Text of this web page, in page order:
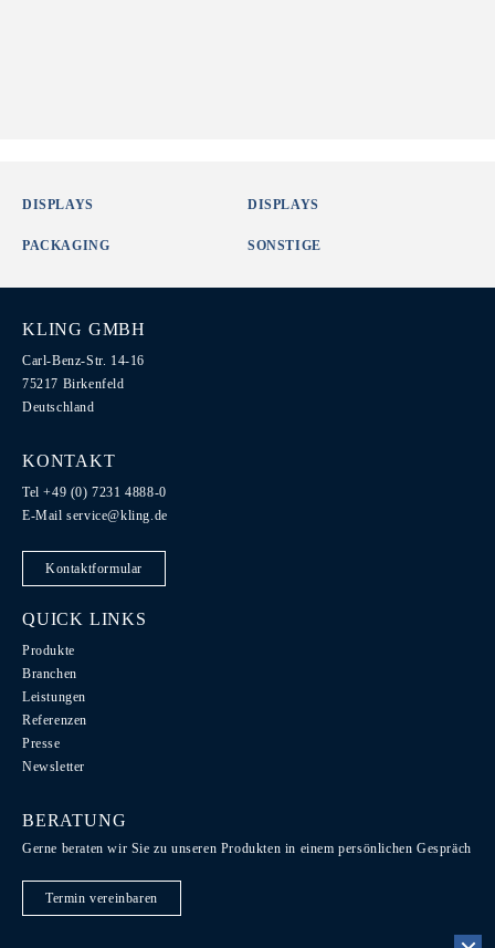
DISPLAYS DISPLAYS
PACKAGING SONSTIGE
KLING GMBH
Carl-Benz-Str. 14-16
75217 Birkenfeld
Deutschland
KONTAKT
Tel +49 (0) 7231 4888-0
E-Mailservice@kling.de
Kontaktformular
QUICK LINKS
Produkte
Branchen
Leistungen
Referenzen
Presse
Newsletter
BERATUNG
Gerne beraten wir Sie zu unseren Produkten in einem persönlichen Gespräch
Termin vereinbaren